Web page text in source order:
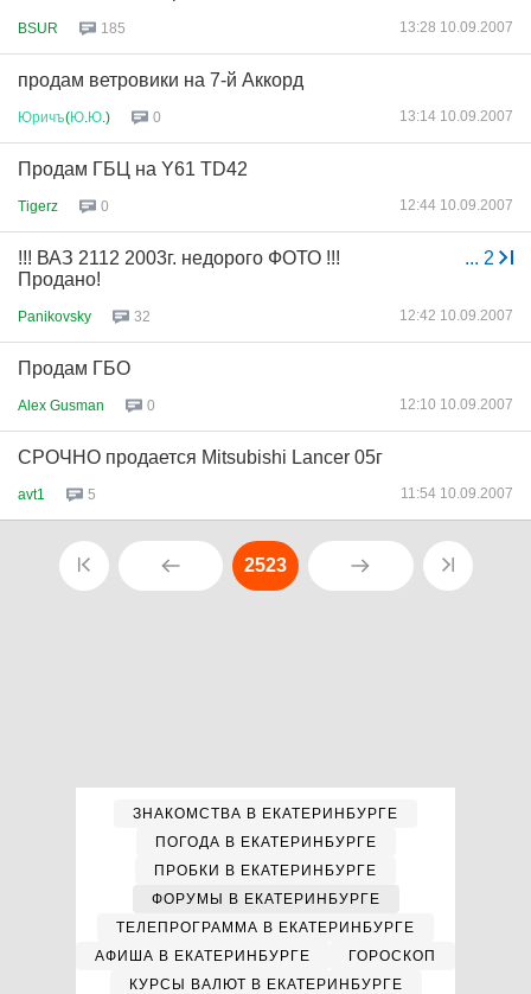
BSUR 185 13:28 10.09.2007
продам ветровики на 7-й Аккорд
Юричъ(Ю Ю .) 0 13:14 10.09.2007
Продам ГБЦ на Y61 TD42
Tigerz 0 12:44 10.09.2007
... 2
!!! ВАЗ 2112 2003г. недорого ФОТО !!!
Продано!
Panikovsky 32 12:42 10.09.2007
Продам ГБО
Alex Gusman 0 12:10 10.09.2007
СРОЧНО продается Mitsubishi Lancer 05г
avt1 5 11:54 10.09.2007
2523
ЗНАКОМСТВА В ЕКАТЕРИНБУРГЕ
ПОГОДА В ЕКАТЕРИНБУРГЕ
ПРОБКИ В ЕКАТЕРИНБУРГЕ
ФОРУМЫ В ЕКАТЕРИНБУРГЕ
ТЕЛЕПРОГРАММА В ЕКАТЕРИНБУРГЕ
АФИША В ЕКАТЕРИНБУРГЕ
ГОРОСКОП
КУРСЫ ВАЛЮТ В ЕКАТЕРИНБУРГЕ